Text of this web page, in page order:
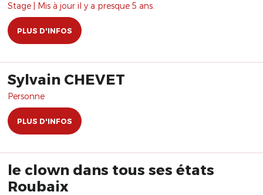
Stage | Mis à jour il y a presque 5 ans.
PLUS D'INFOS
Sylvain CHEVET
Personne
PLUS D'INFOS
le clown dans tous ses états
Roubaix